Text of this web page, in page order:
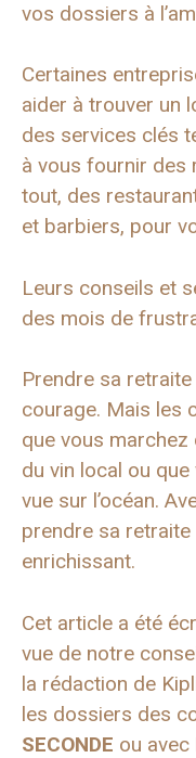
vos dossiers à
Certaines
aider à trouver un
des services clés
à vous fournir des
tout, des
et barbiers, pour
Leurs conseils et
des mois de
Prendre sa retraite
courage. Mais les
que vous
du vin local ou
vue sur l’océan.
prendre sa retraite
enrichissant.
Cet article a été
vue de notre
la rédaction de
les dossiers des
SECONDE ou avec